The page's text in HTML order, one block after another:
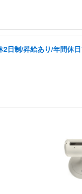
日制/昇給あり/年間休